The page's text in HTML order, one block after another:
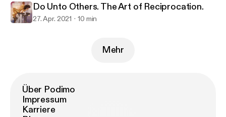
Do Unto Others. The Art of Reciprocation.
27. Apr. 2021 10 min
Mehr
Über Podimo
Impressum
Karriere